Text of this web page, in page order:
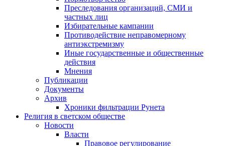
Преследования организаций, СМИ и
частных лиц
Избирательные кампании
Противодействие неправомерному
антиэкстремизму
Иные государственные и общественные
действия
Мнения
Публикации
Документы
Архив
Хроники фильтрации Рунета
Религия в светском обществе
Новости
Власти
Правовое регулирование